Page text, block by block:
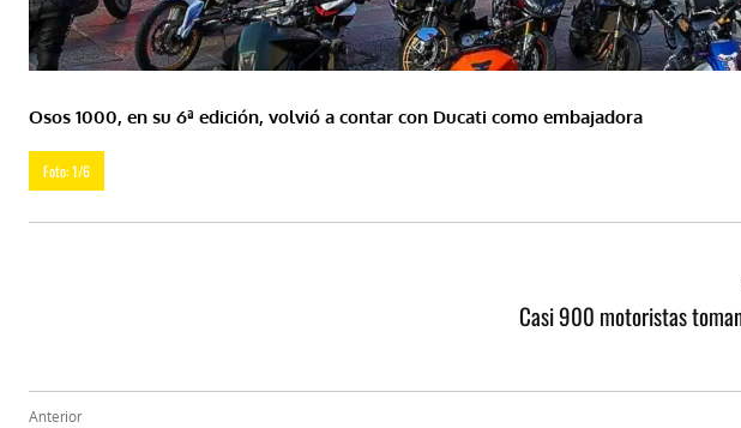
Osos 1000, en su 6ª edición, volvió a contar con Ducati como embajadora
Foto: 1/6
Casi 900 motoristas
Anterior